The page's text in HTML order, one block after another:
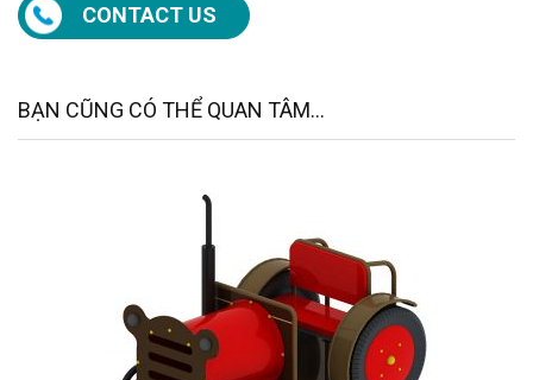
CONTACT US
BẠN CŨNG CÓ THỂ QUAN TÂM...